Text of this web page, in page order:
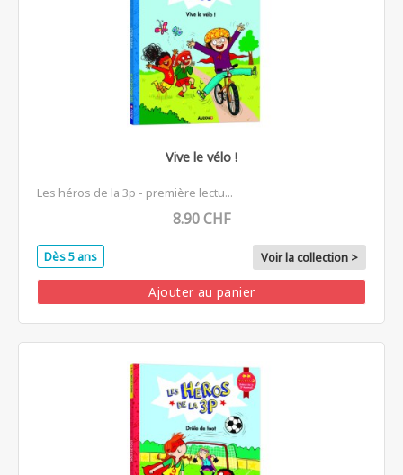
Vive le vélo !
Les héros de la 3p - première lectu...
8.90 CHF
Dès 5 ans Voir la collection >
Ajouter au panier